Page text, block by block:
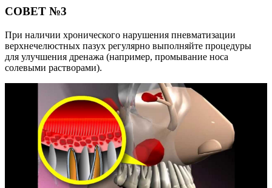
СОВЕТ №3
При наличии хронического нарушения пневматизации
верхнечелюстных пазух регулярно выполняйте процедуры
для улучшения дренажа (например, промывание носа
солевыми растворами).